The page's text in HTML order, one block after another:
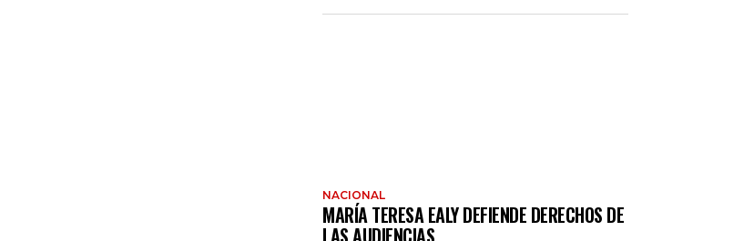
NACIONAL
MARÍA TERESA EALY DEFIENDE DERECHOS DE